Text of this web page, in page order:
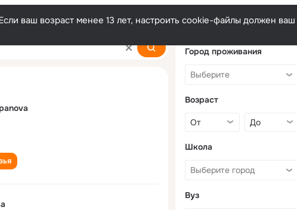
ваш возраст менее 13 лет, настроить cookie-файлы должен ваш
Город проживания
Возраст
Школа
Вуз